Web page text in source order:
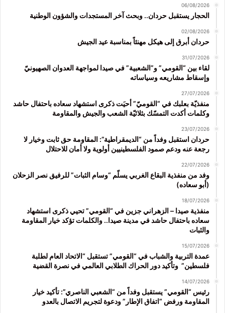
06/08/2026
الحجار يستقبل حردان.. وبحث آخر المستجدات والشؤون الوطنية
02/08/2026
حردان أبرق إلى هيكل مهنئاً بمناسبة عيد الجيش
31/07/2026
لقاء بين “القومي” و”الشعبية” في صيدا لمواجهة العدوان الصهيونيّ
وإسقاط مشاريعه وسياساته
27/07/2026
منفذيّة بعلبك في “القوميّ” أحيَت ذكرى استشهاد سعاده باحتفال حاشد
وكلمات أكدت التمسّك بثلاثيّة الشعب والجيش والمقاومة
23/07/2026
حردان استقبل وفداً من “الديمقراطية”: المقاومة حق ثابت وخيار لا
رجعة عنه ودعم صمود الفلسطينيين أولوية ولا أمان للاحتلال
22/07/2026
وفد من منفذية البقاع الغربي يسلّم “وسام الثبات” للرفيق نصر الزحلان
(أبو سعاده)
18/07/2026
منفذية صيدا – الزهراني جزين في “القومي” تحيي ذكرى استشهاد
سعاده باحتفال حاشد في مدينة صيدا.. والكلمات تؤكد خيار المقاومة
والثبات
15/07/2026
عمدة التربية والشباب في “القومي” تستقبل “الاتحاد العام لطلبة
فلسطين” وتأكيد دور الحراك الطلابي العالمي في نصرة القضية
14/07/2026
رئيس “القومي” يستقبل وفداً من “الشعبي الناصري”: تأكيد خيار
المقاومة ورفض “اتفاق الإطار” ودعوة لتجريم الاتصال بالعدو